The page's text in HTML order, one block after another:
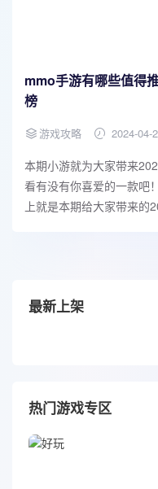
mmo手游有哪些值得
榜
游戏攻略 2024-04-
本期小游就为大家带来
看有没有你喜爱的一款吧
上就是本期给大家带来的
最新上架
热门游戏专区